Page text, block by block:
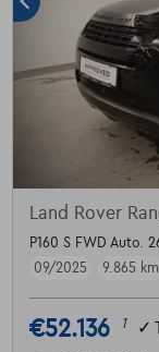
Land Rover
P160 S FWD Auto.
09/2025
9.865 km
€52.136 1 ✓